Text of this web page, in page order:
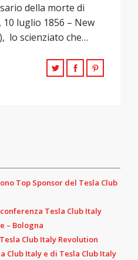
della morte di
luglio 1856 – New
lo scienziato che…
Top Sponsor del Tesla Club
Tesla Club Italy
– Bologna
Club Italy Revolution
Club Italy e di Tesla Club Italy